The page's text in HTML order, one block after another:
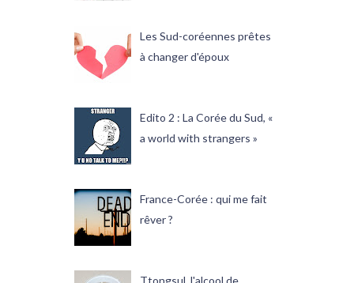
Les Sud-coréennes prêtes
à changer d'époux
Edito 2 : La Corée du Sud, «
a world with strangers »
France-Corée : qui me fait
rêver ?
Ttongsul, l'alcool de